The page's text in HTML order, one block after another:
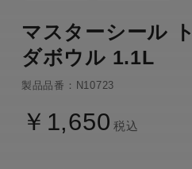
マスターシール
ダボウル 1.1L
製品品番：N10723
￥1,650 税込